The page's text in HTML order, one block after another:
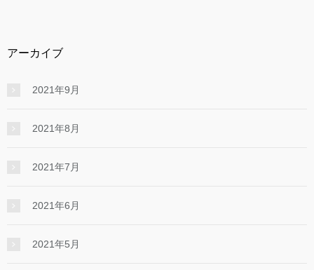
アーカイブ
2021年9月
2021年8月
2021年7月
2021年6月
2021年5月